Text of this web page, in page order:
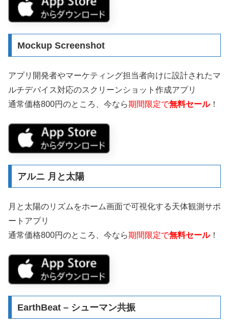
Mockup Screenshot
アプリ開発者やマーケティング担当者向けに設計されたマ
ルチデバイス対応のスクリーンショット作成アプリ
通常価格800円のところ、今なら期間限定で無料セール！
アルニ 月と太陽
月と太陽のリズムをホーム画面で可視化する天体観測サポ
ートアプリ
通常価格800円のところ、今なら期間限定で無料セール！
EarthBeat – シューマン共振